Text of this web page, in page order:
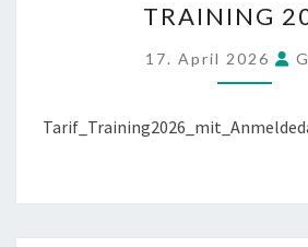
2026
TRAINING
17. April 2026